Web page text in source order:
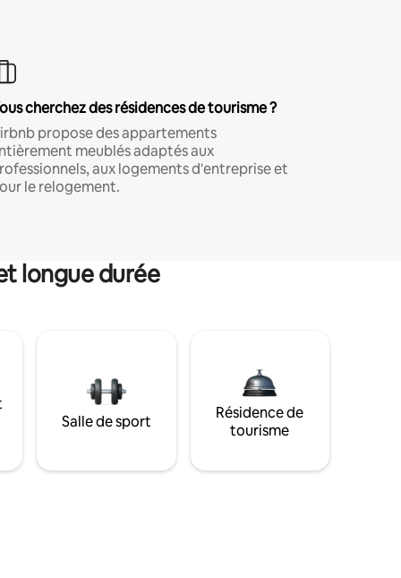
cherchez des résidences de tourisme ?
propose des appartements
meublés adaptés aux
aux logements d'entreprise et
le relogement.
longue durée
Salle de sport
Résidence de
tourisme